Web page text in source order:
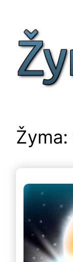
turinio
Žyma: